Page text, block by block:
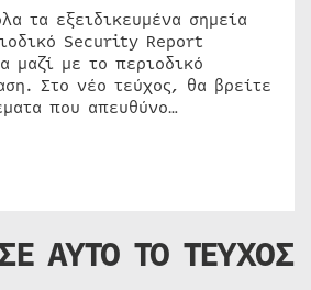
τα εξειδικευμένα σημεία
Security Report
μαζί με το περιοδικό
Στο νέο τεύχος, θα βρείτε
που απευθύνο…
ΑΥΤΟ ΤΟ ΤΕΥΧΟΣ